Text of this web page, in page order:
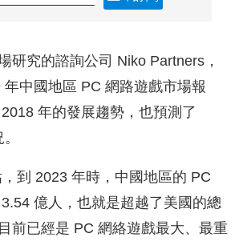
研究的諮詢公司 Niko Partners，
中國地區 PC 網路遊戲市場報
年的發展趨勢，也預測了
到 2023 年時，中國地區的 PC
億人，也就是超越了美國的總
前已經是 PC 網絡遊戲最大、最重